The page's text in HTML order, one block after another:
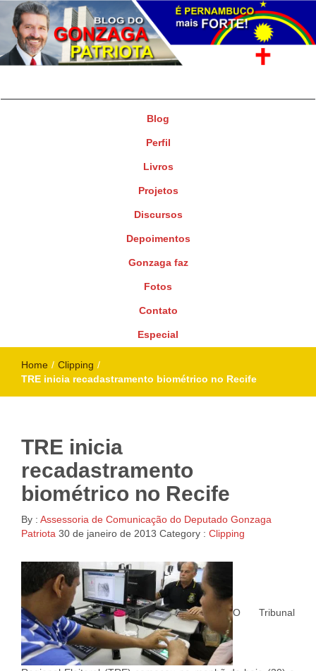
Blog
Perfil
Livros
Projetos
Discursos
Depoimentos
Gonzaga faz
Fotos
Contato
Especial
Home / Clipping /
TRE inicia recadastramento biométrico no Recife
TRE inicia
recadastramento
biométrico no Recife
By : Assessoria de Comunicação do Deputado Gonzaga
Patriota 30 de janeiro de 2013 Category : Clipping
O Tribunal